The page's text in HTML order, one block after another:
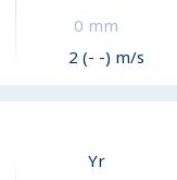
0 mm
2 (- -) m/s
Yr